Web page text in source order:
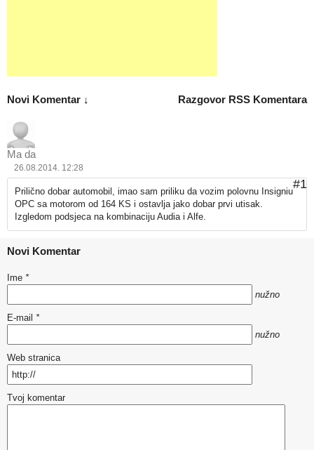
Razgovor RSS Komentara
Novi Komentar ↓
Ma da
26.08.2014. 12:28
#1
Prilično dobar automobil, imao sam priliku da vozim polovnu Insigniu
OPC sa motorom od 164 KS i ostavlja jako dobar prvi utisak.
Izgledom podsjeca na kombinaciju Audia i Alfe.
Novi Komentar
Ime *
nužno
E-mail *
nužno
Web stranica
Tvoj komentar